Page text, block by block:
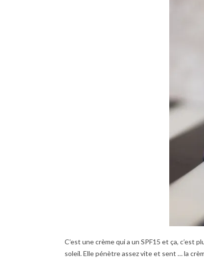
C’est une crème qui a un SPF15 et ça, c’est
soleil. Elle pénètre assez vite et sent … la